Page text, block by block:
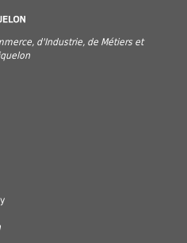
d'Industrie, de Métiers et